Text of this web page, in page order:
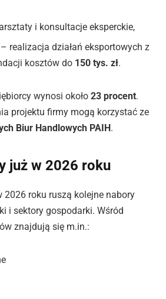
i konsultacje eksperckie,
– realizacja działań eksportowych z
kosztów do 150 tys. zł.
wynosi około 23 procent.
projektu firmy mogą korzystać ze
Biur Handlowych PAIH.
już w 2026 roku
2026 roku ruszą kolejne nabory
i sektory gospodarki. Wśród
znajdują się m.in.: